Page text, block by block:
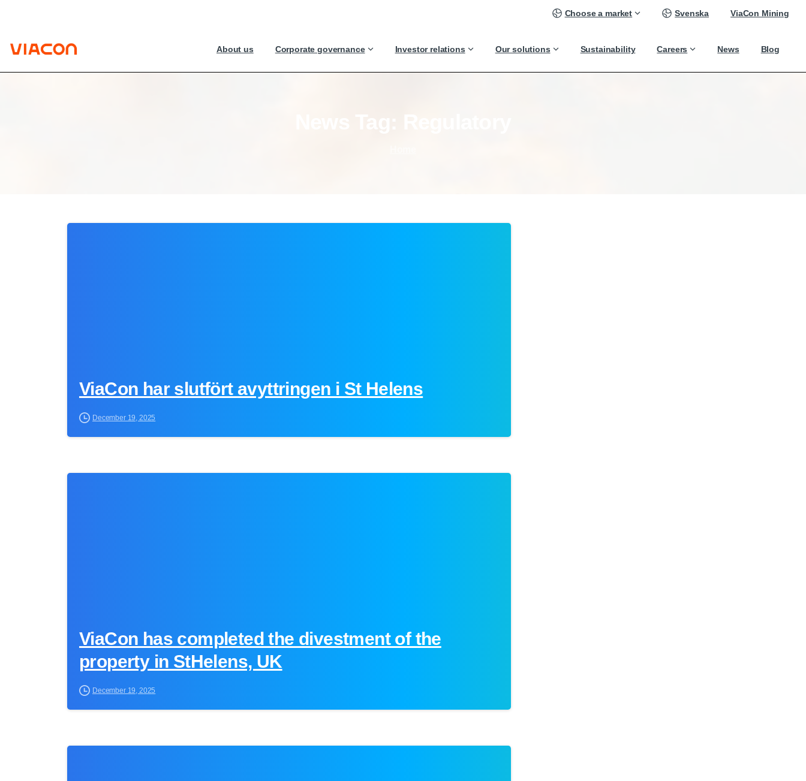
Choose a market Svenska ViaCon Mining
About us Corporate governance Investor relations Our solutions Sustainability Careers News Blog
ViaCon har slutfört avyttringen i St Helens
December 19, 2025
ViaCon has completed the divestment of the
property in StHelens, UK
December 19, 2025